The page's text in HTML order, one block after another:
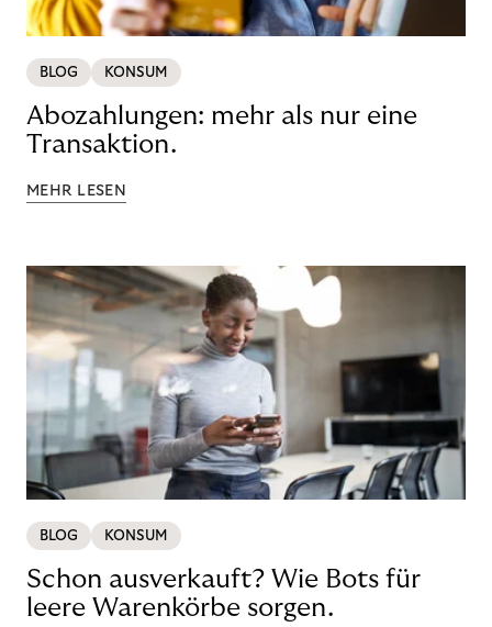
BLOG KONSUM
Abozahlungen: mehr als nur eine
Transaktion.
MEHR LESEN
BLOG KONSUM
Schon ausverkauft? Wie Bots für
leere Warenkörbe sorgen.